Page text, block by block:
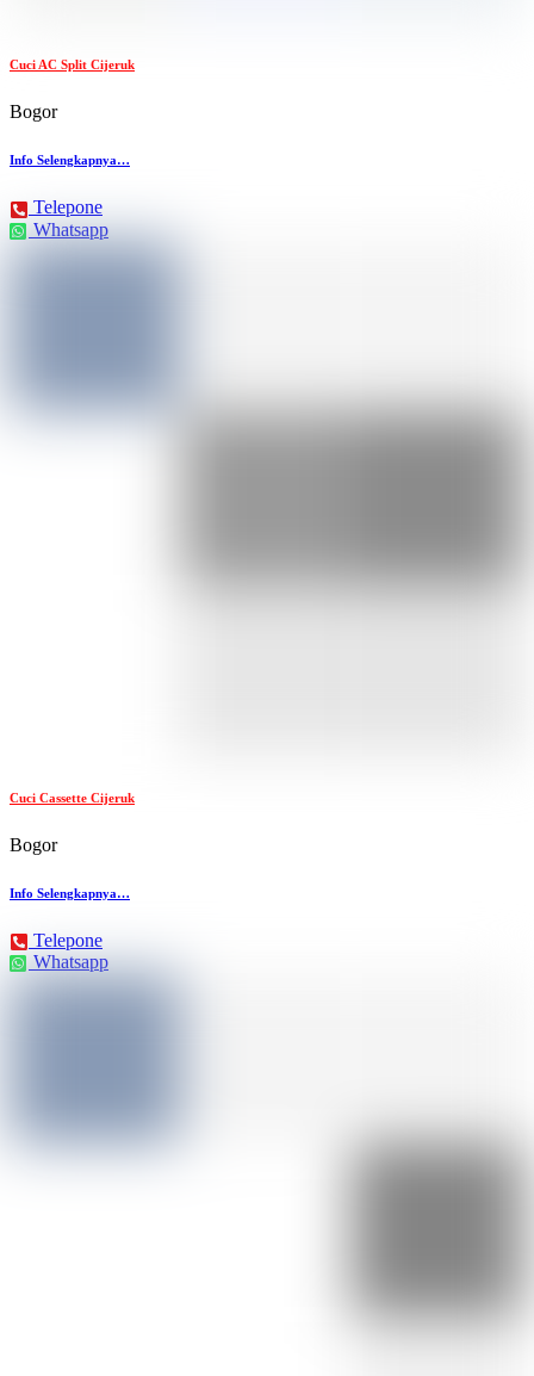
Cuci AC Split Cijeruk
Bogor
Info Selengkapnya…
Telepone
Whatsapp
Cuci Cassette Cijeruk
Bogor
Info Selengkapnya…
Telepone
Whatsapp